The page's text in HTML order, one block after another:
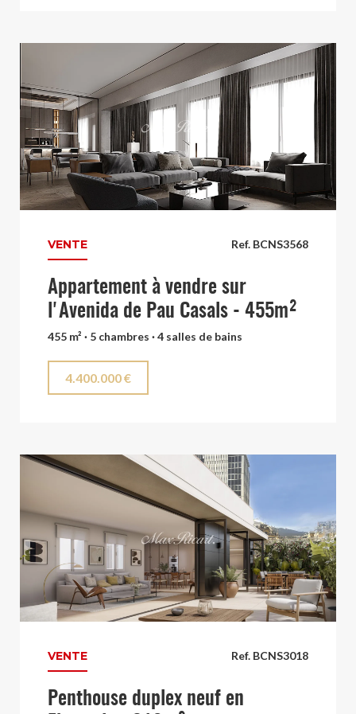
Ref. BCNS3568
VENTE
Appartement à vendre sur
l'Avenida de Pau Casals - 455m²
455 m² · 5 chambres · 4 salles de bains
4.400.000 €
Ref. BCNS3018
VENTE
Penthouse duplex neuf en